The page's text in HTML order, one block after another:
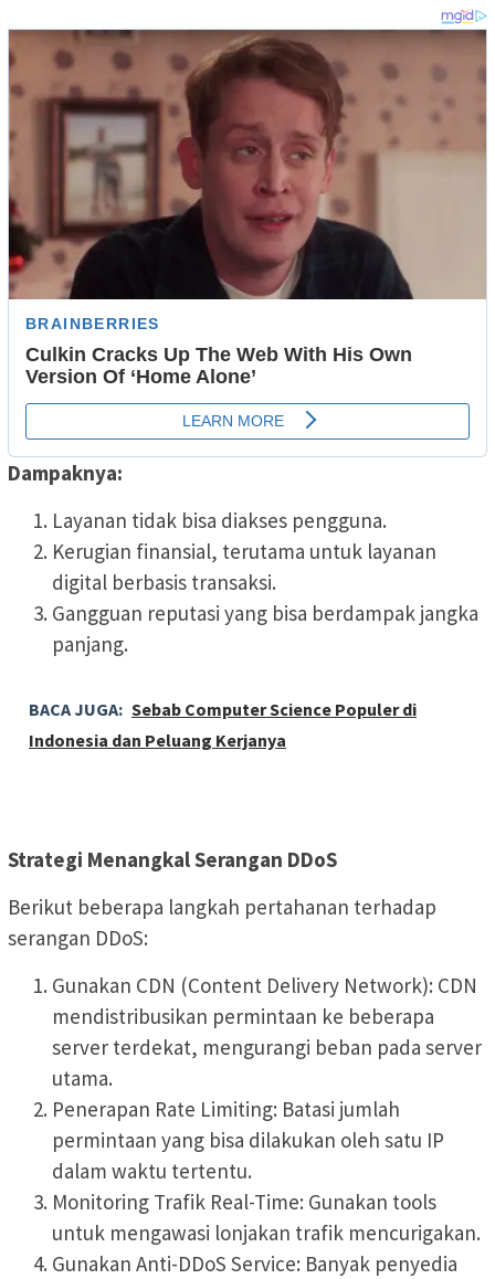
Dampaknya:
Layanan tidak bisa diakses pengguna.
Kerugian finansial, terutama untuk layanan
digital berbasis transaksi.
Gangguan reputasi yang bisa berdampak jangka
panjang.
BACA JUGA: Sebab Computer Science Populer di
Indonesia dan Peluang Kerjanya
Strategi Menangkal Serangan DDoS
Berikut beberapa langkah pertahanan terhadap
serangan DDoS:
Gunakan CDN (Content Delivery Network): CDN
mendistribusikan permintaan ke beberapa
server terdekat, mengurangi beban pada server
utama.
Penerapan Rate Limiting: Batasi jumlah
permintaan yang bisa dilakukan oleh satu IP
dalam waktu tertentu.
Monitoring Trafik Real-Time: Gunakan tools
untuk mengawasi lonjakan trafik mencurigakan.
Gunakan Anti-DDoS Service: Banyak penyedia